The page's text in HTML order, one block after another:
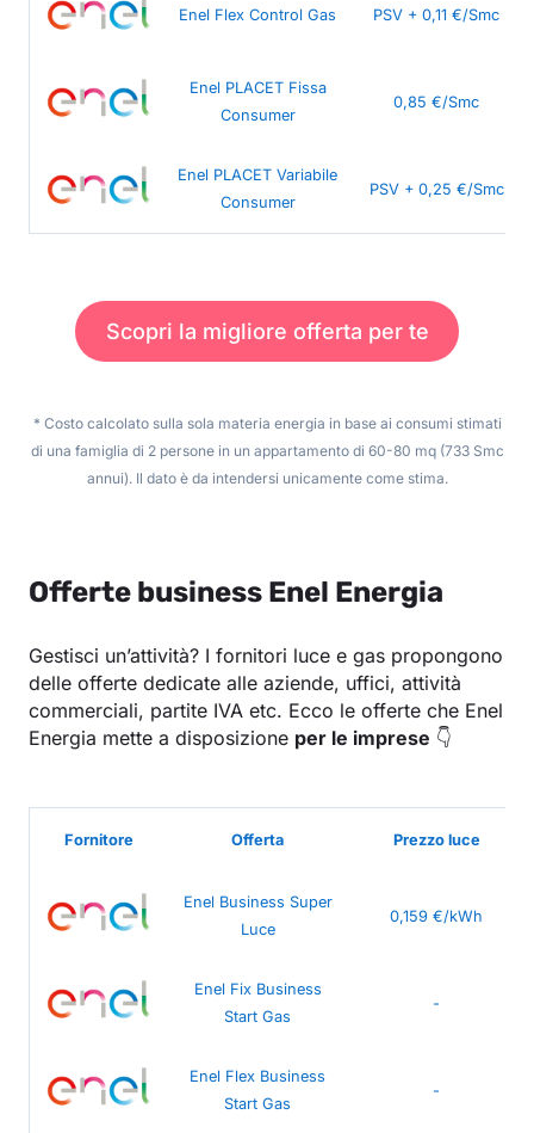
Enel Flex Control Gas PSV + 0,11 €/Smc
Enel PLACET Fissa
Consumer
0,85 €/Smc
Enel PLACET Variabile
Consumer
PSV + 0,25 €/Smc
Scopri la migliore offerta per te
* Costo calcolato sulla sola materia energia in base ai consumi stimati
di una famiglia di 2 persone in un appartamento di 60-80 mq (733 Smc
annui). Il dato è da intendersi unicamente come stima.
Offerte business Enel Energia
Gestisci un’attività? I fornitori luce e gas propongono
delle offerte dedicate alle aziende, uffici, attività
commerciali, partite IVA etc. Ecco le offerte che Enel
Energia mette a disposizione per le imprese 👇
Fornitore Offerta Prezzo luce
Enel Business Super
Luce
0,159 €/kWh
Enel Fix Business
Start Gas
-
Enel Flex Business
Start Gas
-